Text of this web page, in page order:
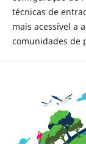
técnicas de
mais acessível a
comunidades de